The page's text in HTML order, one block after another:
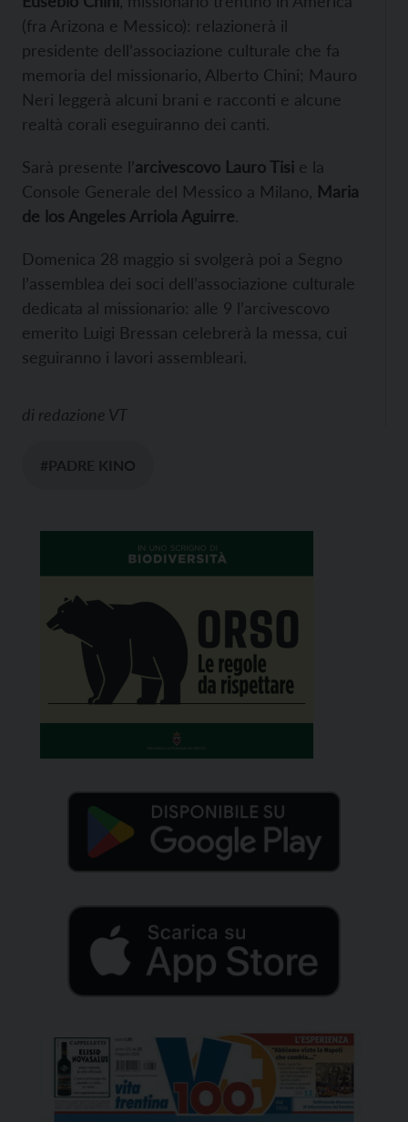
(fra Arizona e Messico): relazionerà il
presidente dell’associazione culturale che fa
memoria del missionario, Alberto Chini; Mauro
Neri leggerà alcuni brani e racconti e alcune
realtà corali eseguiranno dei canti.
Sarà presente l’arcivescovo Lauro Tisi e la
Console Generale del Messico a Milano, Maria
de los Angeles Arriola Aguirre.
Domenica 28 maggio si svolgerà poi a Segno
l’assemblea dei soci dell’associazione culturale
dedicata al missionario: alle 9 l’arcivescovo
emerito Luigi Bressan celebrerà la messa, cui
seguiranno i lavori assembleari.
di redazione VT
#PADRE KINO